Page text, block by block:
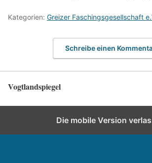
Kategorien: Greizer Faschingsgesellschaft
Schreibe einen
Vogtlandspiegel
Die mobile Version